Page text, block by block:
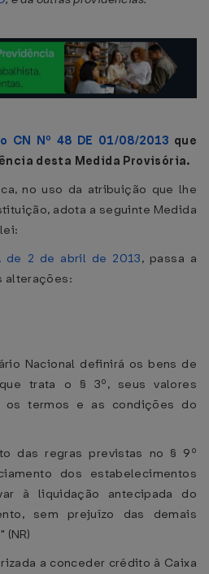
CN Nº 48 DE 01/08/2013 que
desta Medida Provisória.
no uso da atribuição que lhe
adota a seguinte Medida
de 2 de abril de 2013, passa a
alterações:
Nacional definirá os bens de
trata o § 3º, seus valores
os termos e as condições do
das regras previstas no § 9º
dos estabelecimentos
à liquidação antecipada do
sem prejuízo das demais
a conceder crédito à Caixa